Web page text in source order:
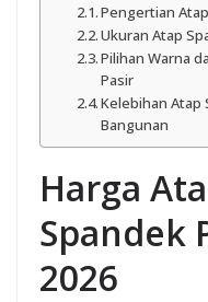
Pengertian
Ukuran Atap
Pilihan Warna
Pasir
Kelebihan Atap
Bangunan
Harga
Spandek
2026